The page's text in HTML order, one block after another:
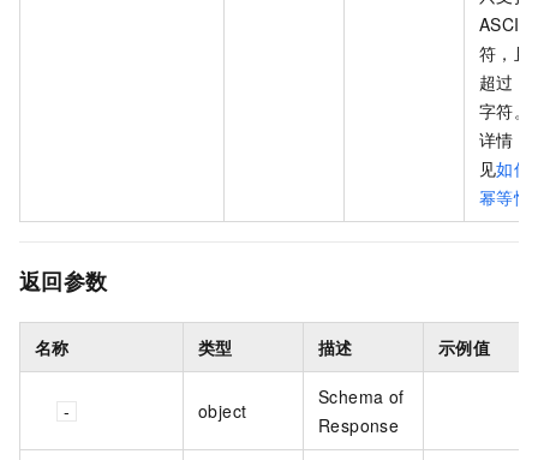
ASCII
符，且
超过
字符。
详情，
见如何
幂等性
返回参数
名称 类型 描述 示例值
object
Schema of
Response